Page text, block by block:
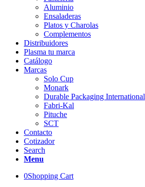
Aluminio
Ensaladeras
Platos y Charolas
Complementos
Distribuidores
Plasma tu marca
Catálogo
Marcas
Solo Cup
Monark
Durable Packaging International
Fabri-Kal
Pituche
SCT
Contacto
Cotizador
Search
Menu
0Shopping Cart